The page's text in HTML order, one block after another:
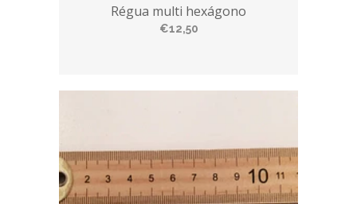
Régua multi hexágono
€12,50